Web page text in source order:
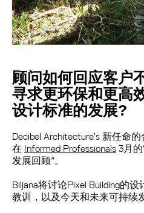
顾问如何回应客户
寻求更环保和更高
设计标准的发展?
Decibel Architecture’s 新任命
在 Informed Professionals 3月
发展回顾”。
Biljana将讨论Pixel Building的
教训，以及今天和未来可持续